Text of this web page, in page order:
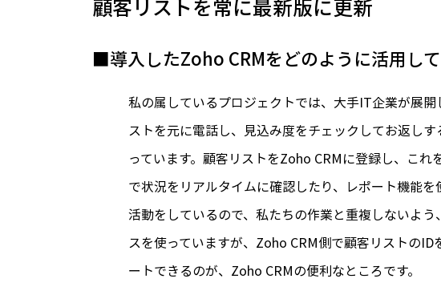
顧客リストを常に最新版に更新
■導入したZoho CRMをどのように活用し
私の属しているプロジェクトでは、大手IT企業が展
ストを元に電話し、見込み度をチェックしてお返し
っています。顧客リストをZoho CRMに登録し、こ
で状況をリアルタイムに確認したり、レポート機能
活動をしているので、私たちの作業と重複しないよ
スを使っていますが、Zoho CRM側で顧客リストの
ートできるのが、Zoho CRMの便利なところです。